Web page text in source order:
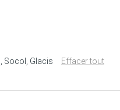
Socol Glacis Effacer tout